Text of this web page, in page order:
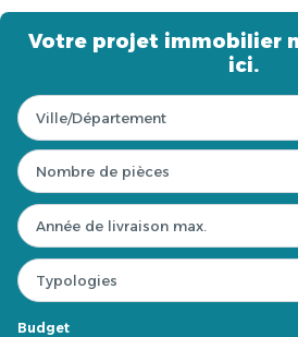
Votre projet immobilier
ici.
Budget